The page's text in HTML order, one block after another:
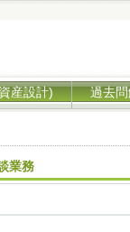
産設計) 過去
業務